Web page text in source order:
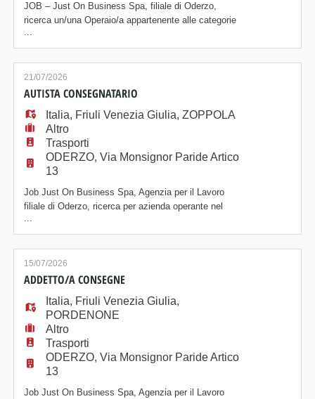
JOB – Just On Business Spa, filiale di Oderzo,
ricerca un/una Operaio/a appartenente alle categorie
protette, ai sensi della Legge 68/99 (art. 1) per
inserimento presso azienda cliente, operante nel
settore tessile, in zona Pasiano di Pordenone. La
risorsa sarà inserita in produzione e svolgerà le
seguenti mansioni: Attività previste: · Utilizz
...
21/07/2026
AUTISTA CONSEGNATARIO
Italia, Friuli Venezia Giulia, ZOPPOLA
Altro
Trasporti
ODERZO, Via Monsignor Paride Artico
13
Job Just On Business Spa, Agenzia per il Lavoro
filiale di Oderzo, ricerca per azienda operante nel
settore logistico-commerciale AUTISTA ADDETTO/A
ALLE CONSEGNE PAT.B. La risorsa sarà inserita
all'interno del magazzino logistico e si occuperà della
consegna dei prodotti, tramite furgone aziendale a
temperatura controllata. Attività principali -
...
15/07/2026
ADDETTO/A CONSEGNE
Italia, Friuli Venezia Giulia,
PORDENONE
Altro
Trasporti
ODERZO, Via Monsignor Paride Artico
13
Job Just On Business Spa, Agenzia per il Lavoro